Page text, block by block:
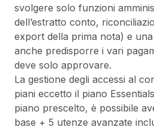
svolgere solo funzioni
dell’estratto conto,
export della prima nota) e
anche predisporre i vari
deve solo approvare.
La gestione degli accessi al
piani eccetto il piano
piano prescelto, è possibile
base + 5 utenze avanzate